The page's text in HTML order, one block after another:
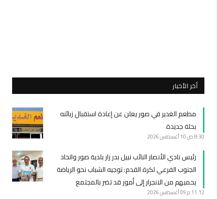
أخر الأخبار
مطعم الغدير في صور يعلن عن إعادة استقبال زبائنه
بحلة جديدة
8:30 ص 10 أغسطس 2026
رئيس نادي الأنصار النائب نبيل بدر زار بلدية صور واتحاد
الجنوب الفرعي لكرة القدم: توجيه الشباب نحو الرياضة
يحميهم من الانجرار إلى أمور قد تضر بالمجتمع
11:12 م 09 أغسطس 2026